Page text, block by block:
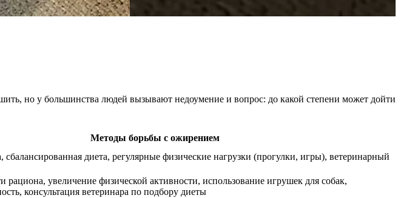
но у большинства людей вызывают недоумение и вопрос: до какой степени может дойти
Методы борьбы с ожирением
диета, регулярные физические нагрузки (прогулки, игры), ветеринарный
увеличение физической активности, использование игрушек для собак,
консультация ветеринара по подбору диеты